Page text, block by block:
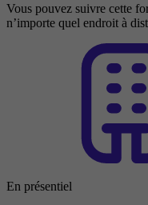
Vous pouvez suivre cette
n’importe quel endroit à
En présentiel